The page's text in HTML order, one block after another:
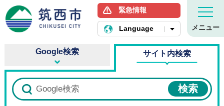
筑西市ホームページ
緊急情報
Language メニュー
Google検索 サイト内検索